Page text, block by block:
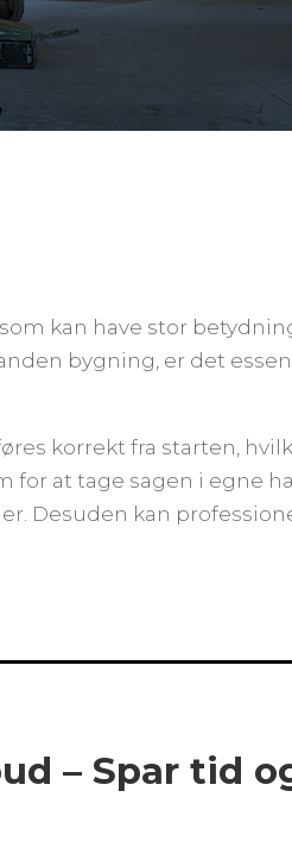
kan have stor
bygning, er det
korrekt fra starten,
at tage sagen i egne
Desuden kan
– Spar tid